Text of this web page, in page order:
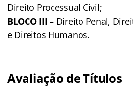
Direito Processual Civil;
BLOCO III – Direito Penal,
e Direitos Humanos.
Avaliação de Títulos